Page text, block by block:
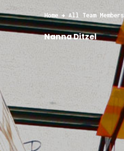
Home All Team Members
Nanna Ditzel